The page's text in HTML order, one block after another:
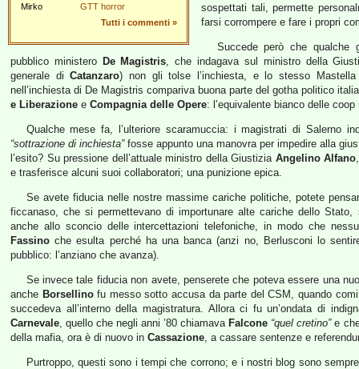
Mirko
GTT horror
Tutti i commenti »
sospettati tali, permette
farsi corrompere e fare i propri
Succede però che
pubblico ministero De Magistris, che indagava sul ministro della
generale diCatanzaro) non gli tolse l’inchiesta, e lo stesso
nell’inchiesta di De Magistris compariva buona parte del gotha politico
e Liberazione e Compagnia delle Opere: l’equivalente bianco delle
Qualche mese fa, l’ulteriore scaramuccia: i magistrati di Salerno
“sottrazione di inchiesta”fosse appunto una manovra per impedire alla
l’esito? Su pressione dell’attuale ministro della Giustizia Angelino Alfano
e trasferisce alcuni suoi collaboratori; una punizione epica.
Se avete fiducia nelle nostre massime cariche politiche, potete
ficcanaso, che si permettevano di importunare alte cariche dello
anche allo sconcio delle intercettazioni telefoniche, in modo che
Fassino che esulta perché ha una banca (anzi no, Berlusconi lo
pubblico: l’anziano che avanza).
Se invece tale fiducia non avete, penserete che poteva essere una
anche Borsellinofu messo sotto accusa da parte del CSM, quando
succedeva all’interno della magistratura. Allora ci fu un’ondata di
Carnevale, quello che negli anni ’80 chiamava Falcone “quel cretino”e
della mafia, ora è di nuovo in Cassazione, a cassare sentenze e
Purtroppo, questi sono i tempi che corrono; e i nostri blog sono